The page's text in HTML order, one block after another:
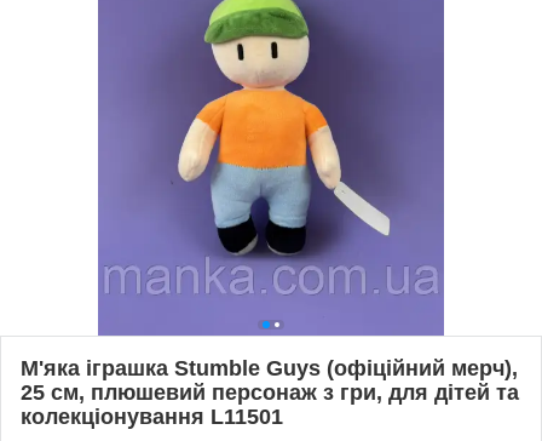
М'яка іграшка Stumble Guys (офіційний мерч),
25 см, плюшевий персонаж з гри, для дітей та
колекціонування L11501